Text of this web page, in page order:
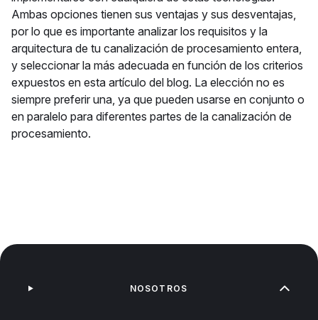
Ambas opciones tienen sus ventajas y sus desventajas,
por lo que es importante analizar los requisitos y la
arquitectura de tu canalización de procesamiento entera,
y seleccionar la más adecuada en función de los criterios
expuestos en esta artículo del blog. La elección no es
siempre preferir una, ya que pueden usarse en conjunto o
en paralelo para diferentes partes de la canalización de
procesamiento.
NOSOTROS